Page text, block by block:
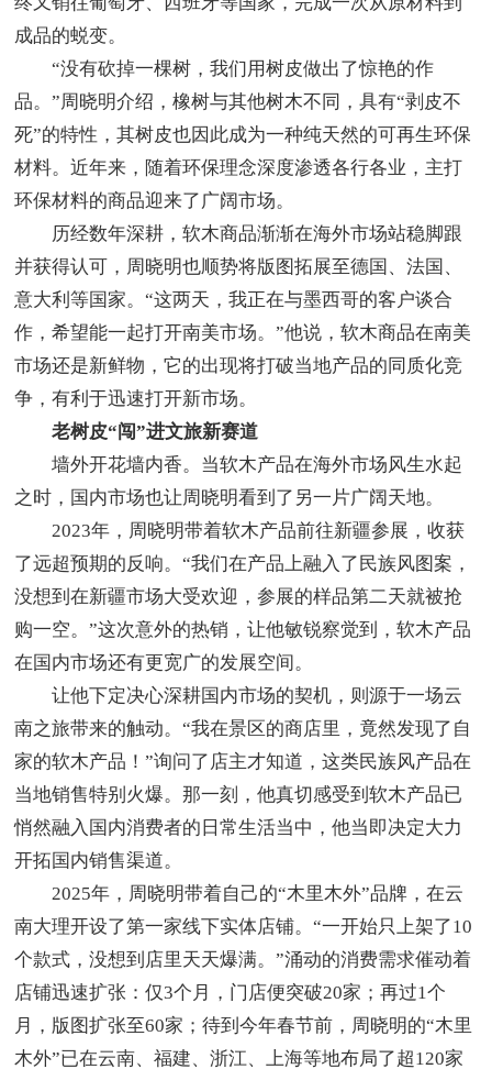
成品的蜕变。
“没有砍掉一棵树，我们用树皮做出了惊艳的作
品。”周晓明介绍，橡树与其他树木不同，具有“剥皮不
死”的特性，其树皮也因此成为一种纯天然的可再生环保
材料。近年来，随着环保理念深度渗透各行各业，主打
环保材料的商品迎来了广阔市场。
历经数年深耕，软木商品渐渐在海外市场站稳脚跟
并获得认可，周晓明也顺势将版图拓展至德国、法国、
意大利等国家。“这两天，我正在与墨西哥的客户谈合
作，希望能一起打开南美市场。”他说，软木商品在南美
市场还是新鲜物，它的出现将打破当地产品的同质化竞
争，有利于迅速打开新市场。
老树皮“闯”进文旅新赛道
墙外开花墙内香。当软木产品在海外市场风生水起
之时，国内市场也让周晓明看到了另一片广阔天地。
2023年，周晓明带着软木产品前往新疆参展，收获
了远超预期的反响。“我们在产品上融入了民族风图案，
没想到在新疆市场大受欢迎，参展的样品第二天就被抢
购一空。”这次意外的热销，让他敏锐察觉到，软木产品
在国内市场还有更宽广的发展空间。
让他下定决心深耕国内市场的契机，则源于一场云
南之旅带来的触动。“我在景区的商店里，竟然发现了自
家的软木产品！”询问了店主才知道，这类民族风产品在
当地销售特别火爆。那一刻，他真切感受到软木产品已
悄然融入国内消费者的日常生活当中，他当即决定大力
开拓国内销售渠道。
2025年，周晓明带着自己的“木里木外”品牌，在云
南大理开设了第一家线下实体店铺。“一开始只上架了10
个款式，没想到店里天天爆满。”涌动的消费需求催动着
店铺迅速扩张：仅3个月，门店便突破20家；再过1个
月，版图扩张至60家；待到今年春节前，周晓明的“木里
木外”已在云南、福建、浙江、上海等地布局了超120家